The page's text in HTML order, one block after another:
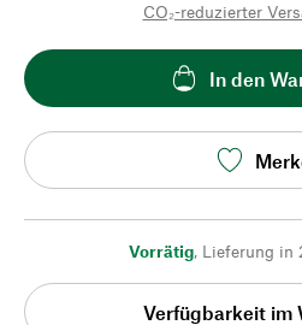
CO₂-reduzierter
In den
Vorrätig, Lieferung in
Verfügbarkeit im